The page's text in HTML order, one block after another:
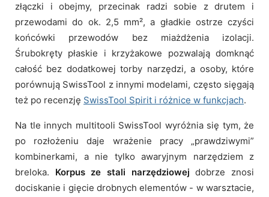
złączki i obejmy, przecinak radzi sobie z drutem i
przewodami do ok. 2,5 mm², a gładkie ostrze czyści
końcówki przewodów bez miażdżenia izolacji.
Śrubokręty płaskie i krzyżakowe pozwalają domknąć
całość bez dodatkowej torby narzędzi, a osoby, które
porównują SwissTool z innymi modelami, często sięgają
też po recenzję SwissTool Spirit i różnice w funkcjach.
Na tle innych multitooli SwissTool wyróżnia się tym, że
po rozłożeniu daje wrażenie pracy „prawdziwymi”
kombinerkami, a nie tylko awaryjnym narzędziem z
breloka. Korpus ze stali narzędziowej dobrze znosi
dociskanie i gięcie drobnych elementów - w warsztacie,